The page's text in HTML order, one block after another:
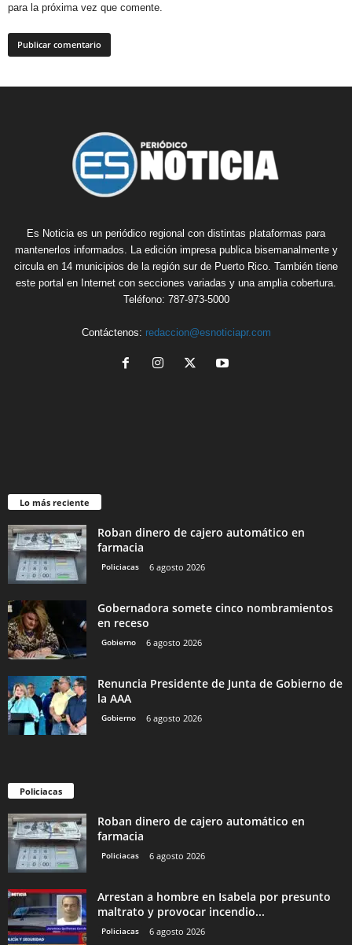
para la próxima vez que comente.
Es Noticia es un periódico regional con distintas plataformas para
mantenerlos informados. La edición impresa publica bisemanalmente y
circula en 14 municipios de la región sur de Puerto Rico. También tiene
este portal en Internet con secciones variadas y una amplia cobertura.
Teléfono: 787-973-5000
Contáctenos: redaccion@esnoticiapr.com
Lo más reciente
Roban dinero de cajero automático en
farmacia
Policiacas 6 agosto 2026
Gobernadora somete cinco nombramientos
en receso
Gobierno 6 agosto 2026
Renuncia Presidente de Junta de Gobierno de
la AAA
Gobierno 6 agosto 2026
Policiacas
Roban dinero de cajero automático en
farmacia
Policiacas 6 agosto 2026
Arrestan a hombre en Isabela por presunto
maltrato y provocar incendio...
Policiacas 6 agosto 2026